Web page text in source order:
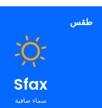
طقس
Sfax
سماء صافية